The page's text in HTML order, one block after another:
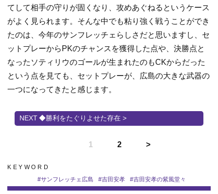
てして相手の守りが固くなり、攻めあぐねるというケース
がよく見られます。そんな中でも粘り強く戦うことができ
たのは、今年のサンフレッチェらしさだと思いますし、セ
ットプレーからPKのチャンスを獲得した点や、決勝点と
なったソティリウのゴールが生まれたのもCKからだった
という点を見ても、セットプレーが、広島の大きな武器の
一つになってきたと感じます。
◆勝利をたぐりよせた存在 >
1 2
KEYWORD
#サンフレッチェ広島 #吉田安孝 #吉田安孝の紫風堂々